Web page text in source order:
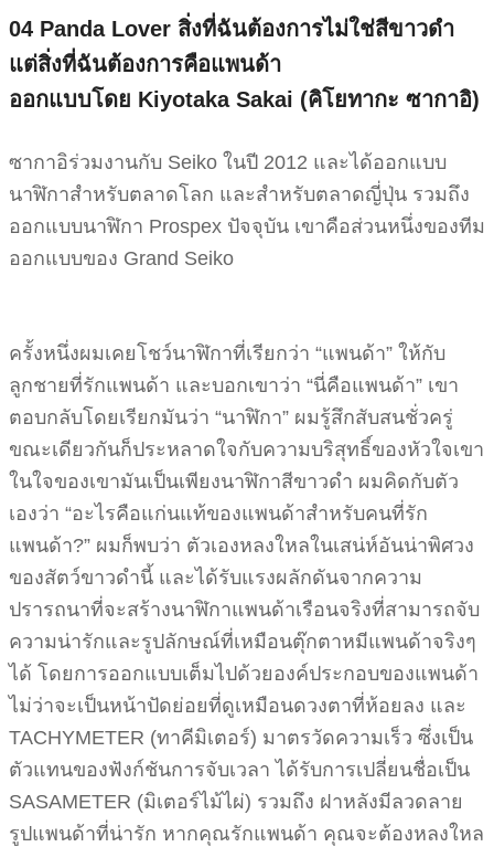
04 Panda Lover สิ่งที่ฉันต้องการไม่ใช่สีขาวดำ
แต่สิ่งที่ฉันต้องการคือแพนด้า
ออกแบบโดย Kiyotaka Sakai (คิโยทากะ ซากาอิ)
ซากาอิร่วมงานกับ Seiko ในปี 2012 และได้ออกแบบ
นาฬิกาสำหรับตลาดโลก และสำหรับตลาดญี่ปุ่น รวมถึง
ออกแบบนาฬิกา Prospex ปัจจุบัน เขาคือส่วนหนึ่งของทีม
ออกแบบของ Grand Seiko
ครั้งหนึ่งผมเคยโชว์นาฬิกาที่เรียกว่า “แพนด้า” ให้กับ
ลูกชายที่รักแพนด้า และบอกเขาว่า “นี่คือแพนด้า” เขา
ตอบกลับโดยเรียกมันว่า “นาฬิกา” ผมรู้สึกสับสนชั่วครู่
ขณะเดียวกันก็ประหลาดใจกับความบริสุทธิ์ของหัวใจเขา
ในใจของเขามันเป็นเพียงนาฬิกาสีขาวดำ ผมคิดกับตัว
เองว่า “อะไรคือแก่นแท้ของแพนด้าสำหรับคนที่รัก
แพนด้า?” ผมก็พบว่า ตัวเองหลงใหลในเสน่ห์อันน่าพิศวง
ของสัตว์ขาวดำนี้ และได้รับแรงผลักดันจากความ
ปรารถนาที่จะสร้างนาฬิกาแพนด้าเรือนจริงที่สามารถจับ
ความน่ารักและรูปลักษณ์ที่เหมือนตุ๊กตาหมีแพนด้าจริงๆ
ได้ โดยการออกแบบเต็มไปด้วยองค์ประกอบของแพนด้า
ไม่ว่าจะเป็นหน้าปัดย่อยที่ดูเหมือนดวงตาที่ห้อยลง และ
TACHYMETER (ทาคีมิเตอร์) มาตรวัดความเร็ว ซึ่งเป็น
ตัวแทนของฟังก์ชันการจับเวลา ได้รับการเปลี่ยนชื่อเป็น
SASAMETER (มิเตอร์ไม้ไผ่) รวมถึง ฝาหลังมีลวดลาย
รูปแพนด้าที่น่ารัก หากคุณรักแพนด้า คุณจะต้องหลงใหล